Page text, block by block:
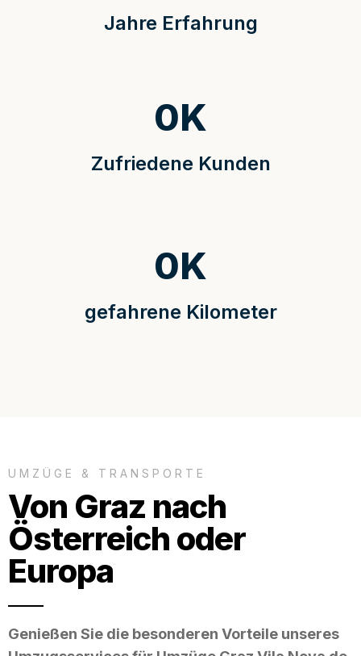
Jahre Erfahrung
Zufriedene Kunden
0K
gefahrene Kilometer
0K
UMZÜGE & TRANSPORTE
Von Graz nach
Österreich oder
Europa
Genießen Sie die besonderen Vorteile unseres